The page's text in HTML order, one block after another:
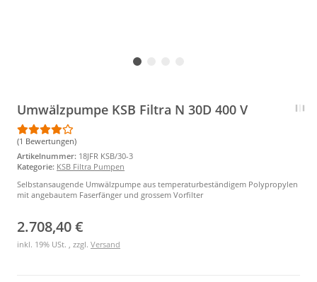
Umwälzpumpe KSB Filtra N 30D 400 V
(1 Bewertungen)
Artikelnummer: 18JFR KSB/30-3
Kategorie: KSB Filtra Pumpen
Selbstansaugende Umwälzpumpe aus temperaturbeständigem Polypropylen
mit angebautem Faserfänger und grossem Vorfilter
2.708,40 €
inkl. 19% USt. , zzgl. Versand